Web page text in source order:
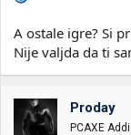
A ostale igre? Si
Nije valjda da ti
Proday
PCAXE